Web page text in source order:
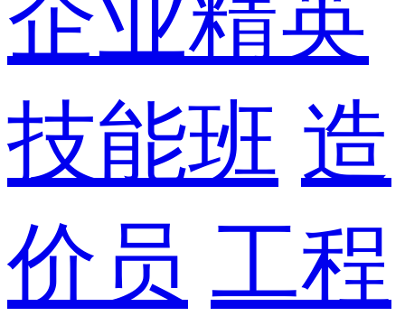
企业精英
技能班 造
价员 工程